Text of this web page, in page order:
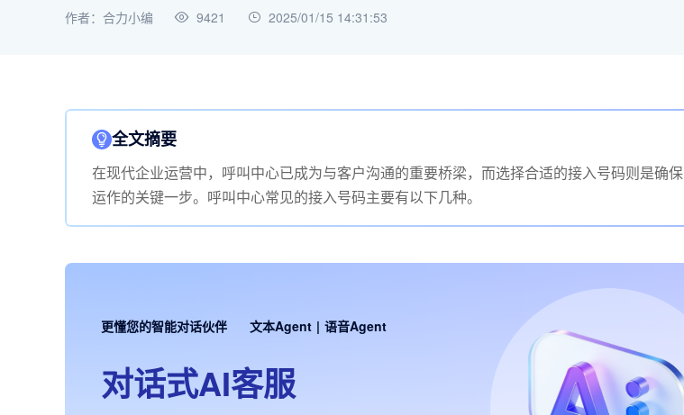
作者：合力小编 9421 2025/01/15 14:31:53
全文摘要
在现代企业运营中，呼叫中心已成为与客户沟通的重要桥梁，而选择合适的接入号码则是确
运作的关键一步。呼叫中心常见的接入号码主要有以下几种。
更懂您的智能对话伙伴 文本Agent | 语音Agent
对话式AI客服